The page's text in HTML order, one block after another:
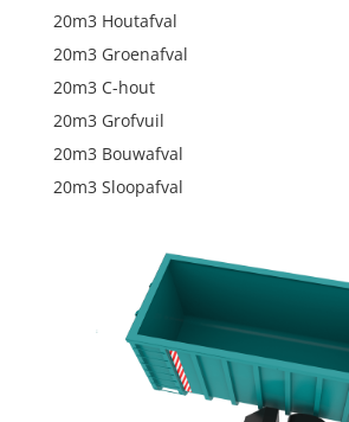
20m3 Houtafval
20m3 Groenafval
20m3 C-hout
20m3 Grofvuil
20m3 Bouwafval
20m3 Sloopafval